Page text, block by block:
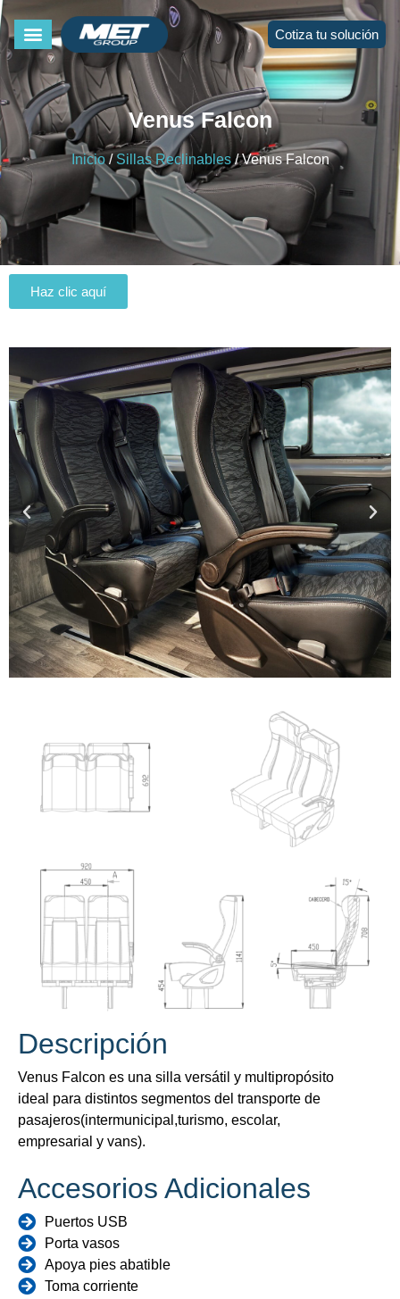
Cotiza tu solución
Venus Falcon
Inicio/ Sillas Reclinables/ Venus Falcon
Haz clic aquí
Descripción
Venus Falcon es una silla versátil y multipropósito
ideal para distintos segmentos del transporte de
pasajeros(intermunicipal,turismo, escolar,
empresarial y vans).
Accesorios Adicionales
Puertos USB
Porta vasos
Apoya pies abatible
Toma corriente